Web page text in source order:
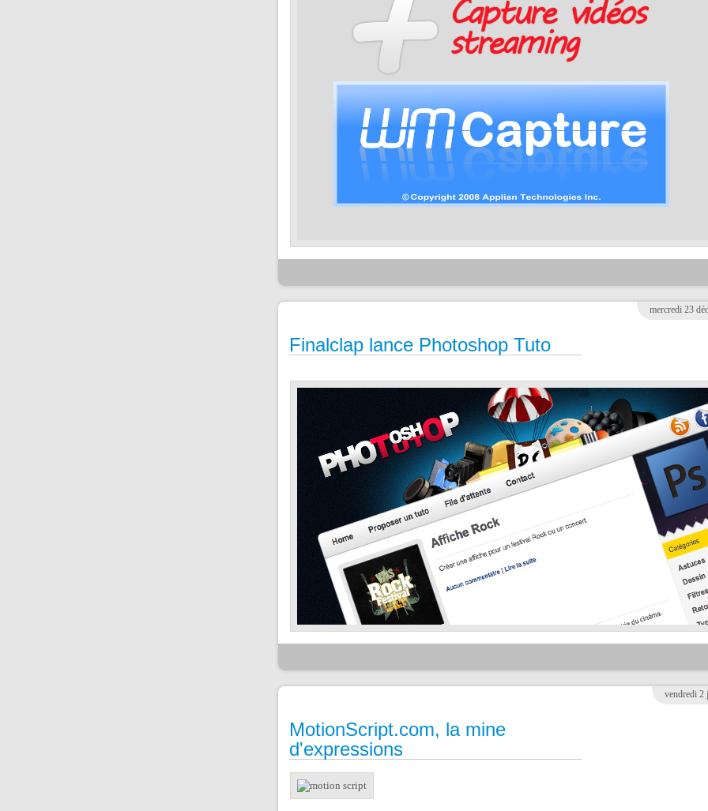
mercredi 23
Finalclap lance Photoshop Tuto
vendredi 2
MotionScript.com, la mine
d'expressions